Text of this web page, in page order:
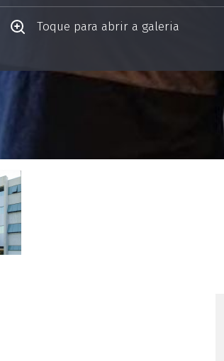
Toque para abrir a galeria